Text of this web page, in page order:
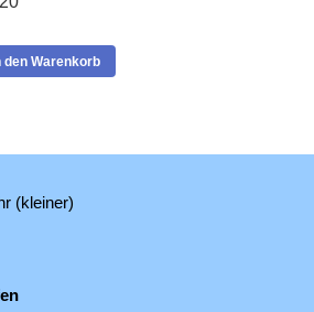
den Warenkorb